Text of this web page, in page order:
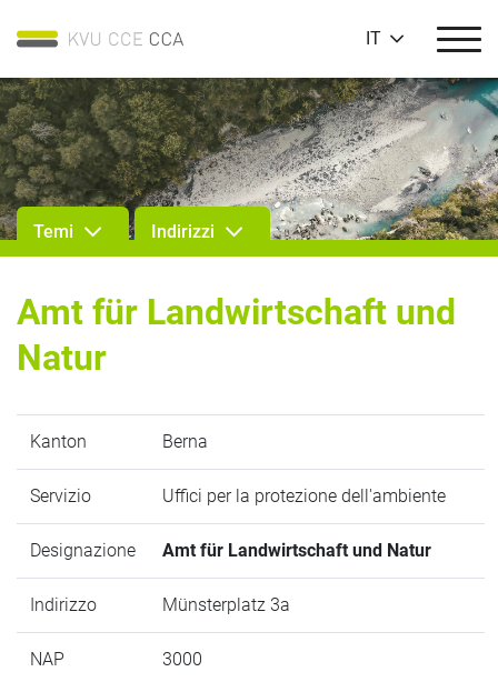
IT
Temi Indirizzi
Amt für Landwirtschaft und
Natur
Kanton Berna
Servizio Uffici per la protezione dell'ambiente
Designazione Amt für Landwirtschaft und Natur
Indirizzo Münsterplatz 3a
NAP 3000